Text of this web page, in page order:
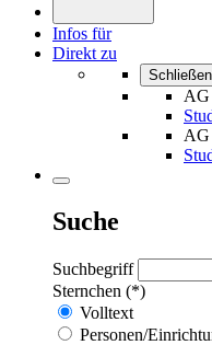
Infos für
Direkt zu
Schließen
AG
Suche
Suchbegriff
Sternchen (*)
Volltext
Personen/